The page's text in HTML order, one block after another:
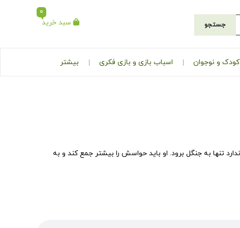
جستجو سبد خرید
0
و نوجوان اسباب بازی و بازی فکری بیشتر
تنها به جنگل برود. او باید حواسش را بیشتر جمع کند و به